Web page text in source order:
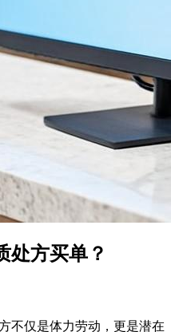
处方买单？
不仅是体力劳动，更是潜在